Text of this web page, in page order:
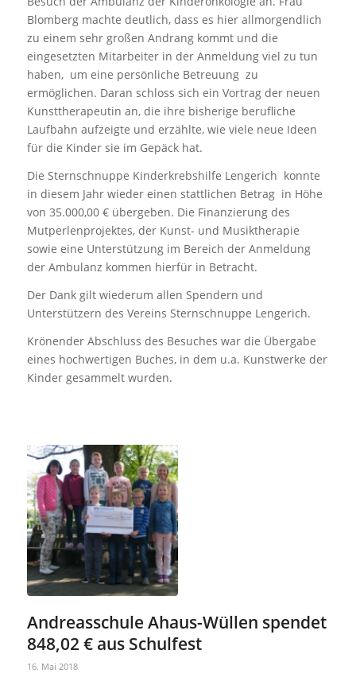
Blomberg machte deutlich, dass es hier allmorgendlich
zu einem sehr großen Andrang kommt und die
eingesetzten Mitarbeiter in der Anmeldung viel zu tun
haben, um eine persönliche Betreuung zu
ermöglichen. Daran schloss sich ein Vortrag der neuen
Kunsttherapeutin an, die ihre bisherige berufliche
Laufbahn aufzeigte und erzählte, wie viele neue Ideen
für die Kinder sie im Gepäck hat.
Die Sternschnuppe Kinderkrebshilfe Lengerich konnte
in diesem Jahr wieder einen stattlichen Betrag in Höhe
von 35.000,00 € übergeben. Die Finanzierung des
Mutperlenprojektes, der Kunst- und Musiktherapie
sowie eine Unterstützung im Bereich der Anmeldung
der Ambulanz kommen hierfür in Betracht.
Der Dank gilt wiederum allen Spendern und
Unterstützern des Vereins Sternschnuppe Lengerich.
Krönender Abschluss des Besuches war die Übergabe
eines hochwertigen Buches, in dem u.a. Kunstwerke der
Kinder gesammelt wurden.
Andreasschule Ahaus-Wüllen spendet
848,02 € aus Schulfest
16. Mai 2018